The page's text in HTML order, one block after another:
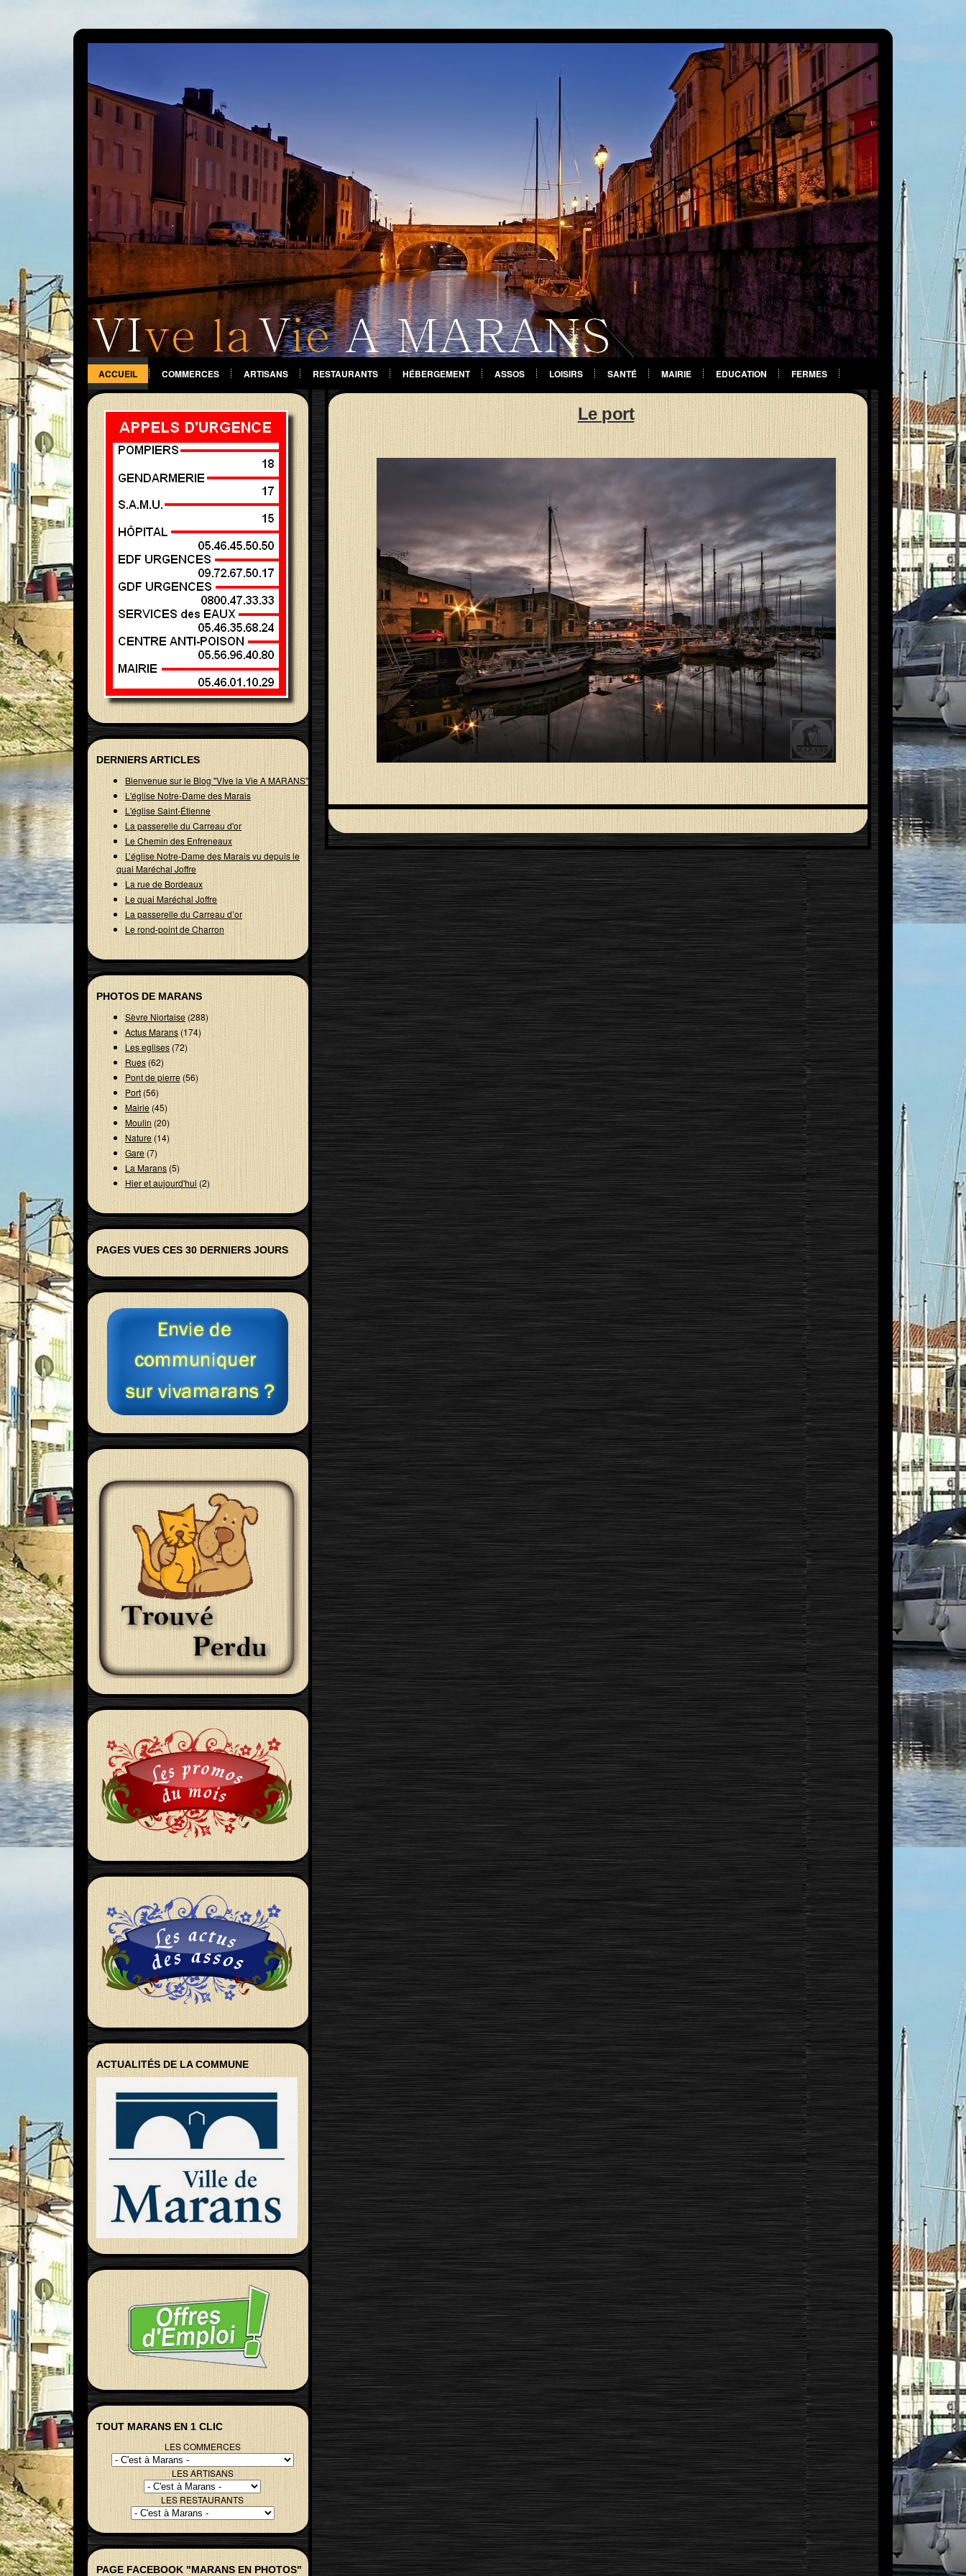
ACCUEIL COMMERCES ARTISANS RESTAURANTS HÉBERGEMENT ASSOS LOISIRS SANTÉ MAIRIE EDUCATION FERMES
DIVERS
DERNIERS ARTICLES
Bienvenue sur le Blog "VIve la Vie A MARANS"
L'église Notre-Dame des Marais
L'église Saint-Étienne
La passerelle du Carreau d'or
Le Chemin des Enfreneaux
L’église Notre-Dame des Marais vu depuis le
quai Maréchal Joffre
La rue de Bordeaux
Le quai Maréchal Joffre
La passerelle du Carreau d’or
Le rond-point de Charron
PHOTOS DE MARANS
Sèvre Niortaise(288)
Actus Marans (174)
Les eglises(72)
Rues(62)
Pont de pierre(56)
Port(56)
Mairie(45)
Moulin(20)
Nature(14)
Gare (7)
La Marans(5)
Hier et aujourd'hui (2)
PAGES VUES CES 30 DERNIERS JOURS
ACTUALITÉS DE LA COMMUNE
TOUT MARANS EN 1 CLIC
LES COMMERCES
LES ARTISANS
LES RESTAURANTS
PAGE FACEBOOK "MARANS EN PHOTOS"
Le port